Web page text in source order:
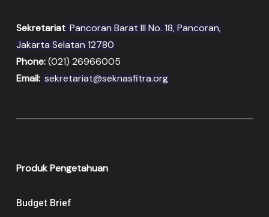
Sekretariat Pancoran Barat III No. 18, Pancoran,
Jakarta Selatan 12780
Phone:(021) 26966005
Email: sekretariat@seknasfitra.org
Produk Pengetahuan
Budget Brief